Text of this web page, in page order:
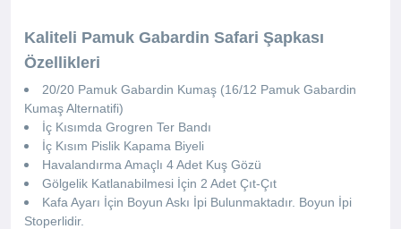
Kaliteli Pamuk Gabardin Safari Şapkası
Özellikleri
20/20 Pamuk Gabardin Kumaş (16/12 Pamuk Gabardin
Kumaş Alternatifi)
İç Kısımda Grogren Ter Bandı
İç Kısım Pislik Kapama Biyeli
Havalandırma Amaçlı 4 Adet Kuş Gözü
Gölgelik Katlanabilmesi İçin 2 Adet Çıt-Çıt
Kafa Ayarı İçin Boyun Askı İpi Bulunmaktadır. Boyun İpi
Stoperlidir.